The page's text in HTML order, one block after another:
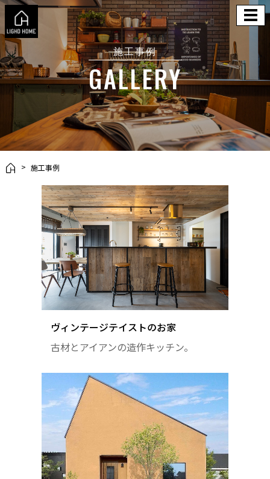
施工事例
GALLERY
施工事例
ヴィンテージテイストのお家
古材とアイアンの造作キッチン。